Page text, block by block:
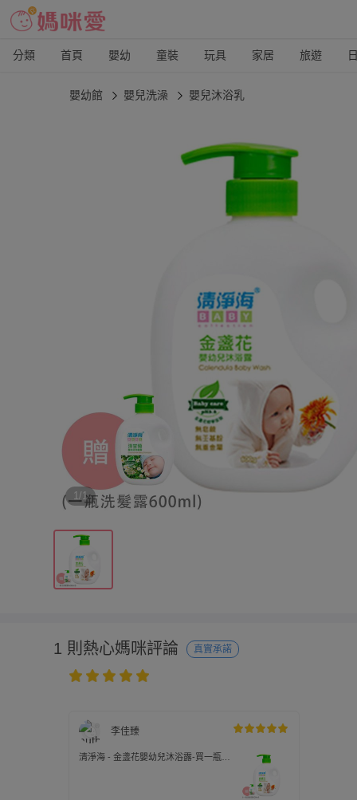
分類 首頁 嬰幼 童裝 玩具 家居 旅遊
嬰幼館 嬰兒洗澡 嬰兒沐浴乳
1/1
1 則熱心媽咪評論 真實承諾
李佳臻
清淨海 - 金盞花嬰幼兒沐浴露-買一瓶沐